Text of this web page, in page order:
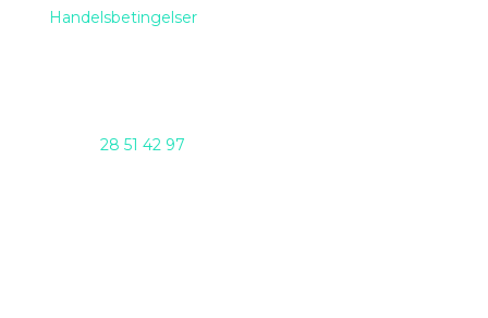
Handelsbetingelser
28 51 42 97